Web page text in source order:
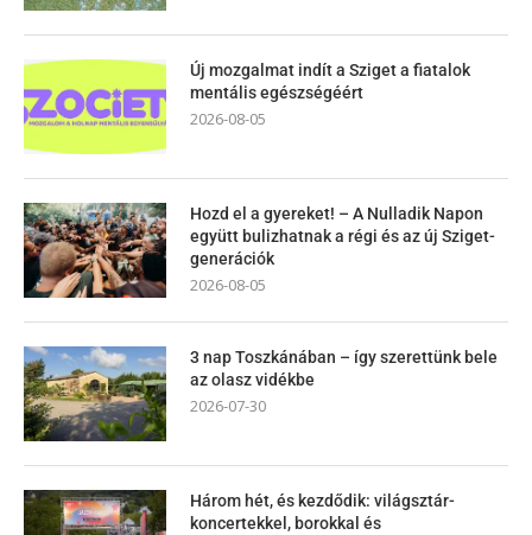
Új mozgalmat indít a Sziget a fiatalok
mentális egészségéért
2026-08-05
Hozd el a gyereket! – A Nulladik Napon
együtt bulizhatnak a régi és az új Sziget-
generációk
2026-08-05
3 nap Toszkánában – így szerettünk bele
az olasz vidékbe
2026-07-30
Három hét, és kezdődik: világsztár-
koncertekkel, borokkal és